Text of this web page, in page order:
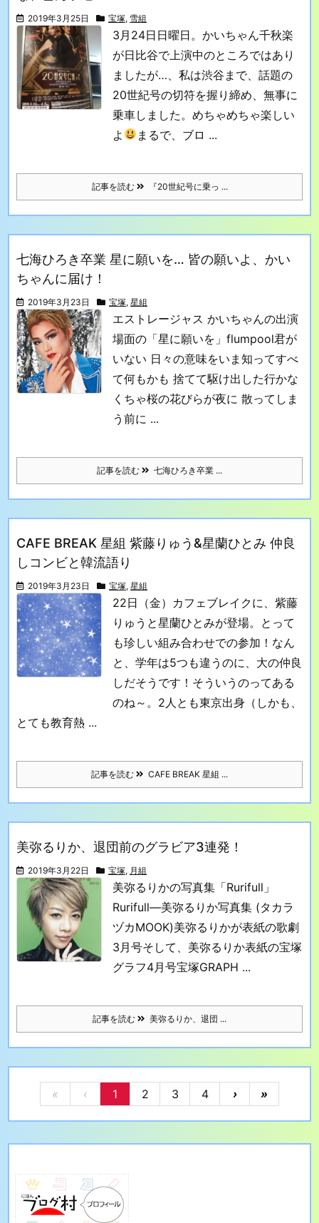
2019年3月25日 宝塚, 雪組
3月24日日曜日。かいちゃん千秋楽
が日比谷で上演中のところではあり
ましたが…、 私は渋谷まで、話題の
20世紀号の切符を握り締め、無事に
乗車しました。 めちゃめちゃ楽しい
よ
まるで、ブロ ...
記事を読む 『20世紀号に乗っ ...
七海ひろき卒業 星に願いを… 皆の願いよ、かい
ちゃんに届け！
2019年3月23日 宝塚, 星組
エストレージャス かいちゃんの出演
場面の「星に願いを」flumpool君が
いない 日々の意味をいま知ってすべ
て何もかも 捨てて駆け出した行かな
くちゃ桜の花びらが夜に 散ってしま
う前に ...
記事を読む 七海ひろき卒業 ...
CAFE BREAK 星組 紫藤りゅう&星蘭ひとみ 仲良
しコンビと韓流語り
2019年3月23日 宝塚, 星組
22日（金）カフェブレイクに、紫藤
りゅうと星蘭ひとみが登場。とって
も珍しい組み合わせでの参加！ なん
と、学年は5つも違うのに、大の仲良
しだそうです！そういうのってある
のね～。 2人とも東京出身（しかも、
とても教育熱 ...
記事を読む CAFE BREAK 星組 ...
美弥るりか、退団前のグラビア3連発！
2019年3月22日 宝塚, 月組
美弥るりかの写真集「Rurifull」
Rurifull―美弥るりか写真集 (タカラ
ヅカMOOK)美弥るりかが表紙の歌劇
3月号そして、美弥るりか表紙の宝塚
グラフ4月号宝塚GRAPH ...
記事を読む 美弥るりか、退団 ...
« ‹ 1 2 3 4 › »